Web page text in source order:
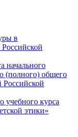
в
начального
(полного) общего
Российской
учебного курса
этики»